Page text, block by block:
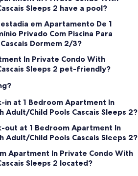
Sleeps 2 have a pool?
em Apartamento De 1
Privado Com Piscina Para
Dormem 2/3?
In Private Condo With
Sleeps 2 pet-friendly?
in at 1 Bedroom Apartment In
Adult/Child Pools Cascais Sleeps 2?
out at 1 Bedroom Apartment In
Adult/Child Pools Cascais Sleeps 2?
Apartment In Private Condo With
Sleeps 2 located?